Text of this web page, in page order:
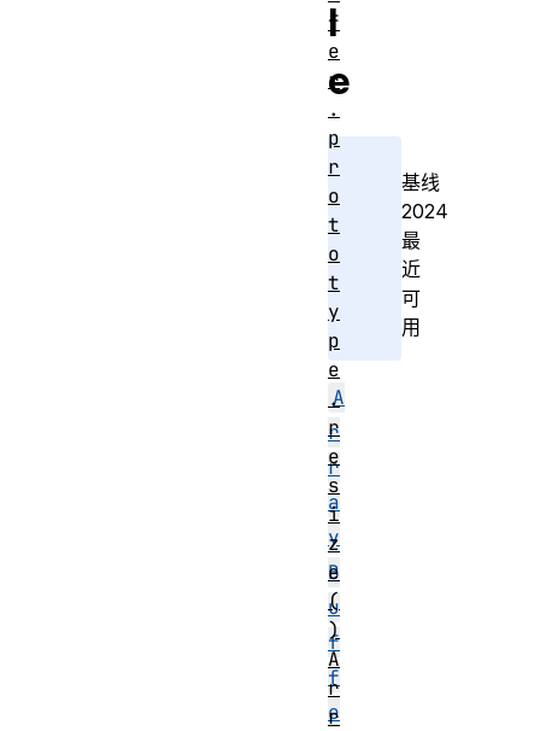
l
e
基线
2024
最
近
可
用
A
r
r
a
y
B
u
f
f
e
f
e
r
.
p
r
o
t
o
t
y
p
e
.
r
e
s
i
z
e
(
)
A
r
r